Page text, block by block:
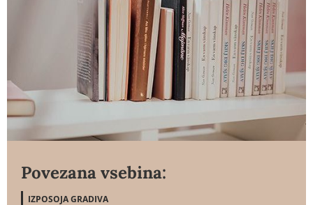
Povezana vsebina:
IZPOSOJA GRADIVA